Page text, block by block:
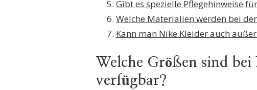
Gibt es spezielle Pflegehinweise
Welche Materialien werden bei
Kann man Nike Kleider auch
Welche Größen sind
verfügbar?